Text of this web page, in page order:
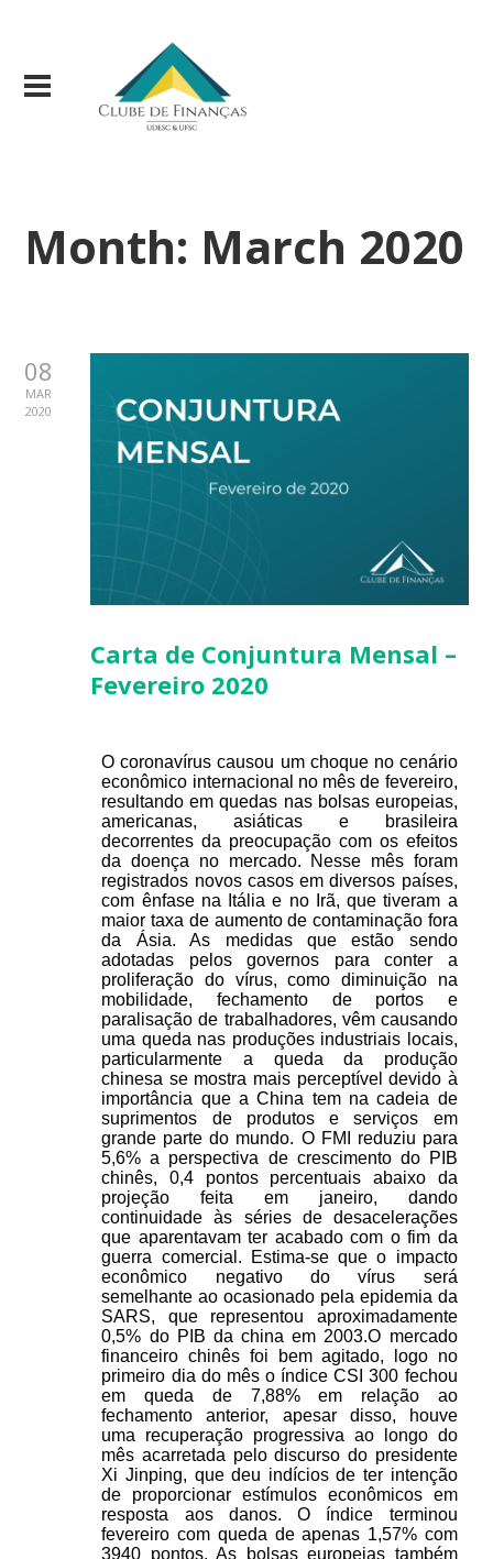
Month: March 2020
08
MAR
2020
Carta de Conjuntura Mensal –
Fevereiro 2020
O coronavírus causou um choque no cenário
econômico internacional no mês de fevereiro,
resultando em quedas nas bolsas europeias,
americanas, asiáticas e brasileira
decorrentes da preocupação com os efeitos
da doença no mercado. Nesse mês foram
registrados novos casos em diversos países,
com ênfase na Itália e no Irã, que tiveram a
maior taxa de aumento de contaminação fora
da Ásia. As medidas que estão sendo
adotadas pelos governos para conter a
proliferação do vírus, como diminuição na
mobilidade, fechamento de portos e
paralisação de trabalhadores, vêm causando
uma queda nas produções industriais locais,
particularmente a queda da produção
chinesa se mostra mais perceptível devido à
importância que a China tem na cadeia de
suprimentos de produtos e serviços em
grande parte do mundo. O FMI reduziu para
5,6% a perspectiva de crescimento do PIB
chinês, 0,4 pontos percentuais abaixo da
projeção feita em janeiro, dando
continuidade às séries de desacelerações
que aparentavam ter acabado com o fim da
guerra comercial. Estima-se que o impacto
econômico negativo do vírus será
semelhante ao ocasionado pela epidemia da
SARS, que representou aproximadamente
0,5% do PIB da china em 2003.O mercado
financeiro chinês foi bem agitado, logo no
primeiro dia do mês o índice CSI 300 fechou
em queda de 7,88% em relação ao
fechamento anterior, apesar disso, houve
uma recuperação progressiva ao longo do
mês acarretada pelo discurso do presidente
Xi Jinping, que deu indícios de ter intenção
de proporcionar estímulos econômicos em
resposta aos danos. O índice terminou
fevereiro com queda de apenas 1,57% com
3940 pontos. As bolsas europeias também